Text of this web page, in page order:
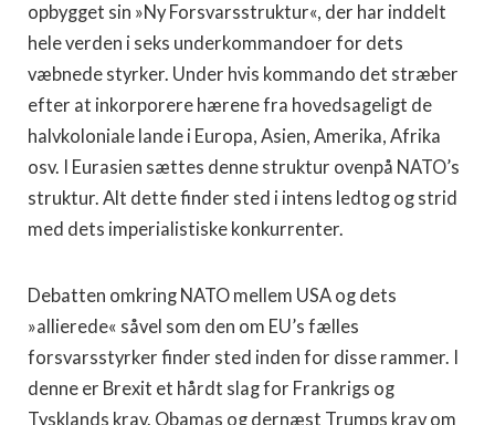
opbygget sin »Ny Forsvarsstruktur«, der har inddelt
hele verden i seks underkommandoer for dets
væbnede styrker. Under hvis kommando det stræber
efter at inkorporere hærene fra hovedsageligt de
halvkoloniale lande i Europa, Asien, Amerika, Afrika
osv. I Eurasien sættes denne struktur ovenpå NATO’s
struktur. Alt dette finder sted i intens ledtog og strid
med dets imperialistiske konkurrenter.
Debatten omkring NATO mellem USA og dets
»allierede« såvel som den om EU’s fælles
forsvarsstyrker finder sted inden for disse rammer. I
denne er Brexit et hårdt slag for Frankrigs og
Tysklands krav. Obamas og dernæst Trumps krav om